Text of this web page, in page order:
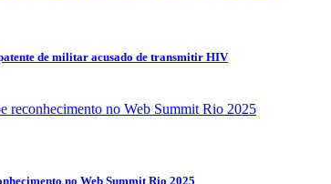
de militar acusado de transmitir HIV
no Web Summit Rio 2025